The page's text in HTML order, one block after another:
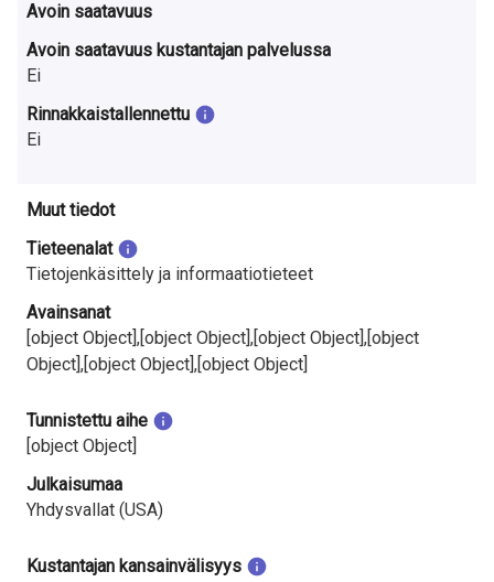
Avoin saatavuus
Avoin saatavuus kustantajan palvelussa
Ei
Rinnakkaistallennettu
Ei
Muut tiedot
Tieteenalat
Tietojenkäsittely ja informaatiotieteet
Avainsanat
[object Object],[object Object],[object Object],[object
Object],[object Object],[object Object]
Tunnistettu aihe
[object Object]
Julkaisumaa
Yhdysvallat (USA)
Kustantajan kansainvälisyys